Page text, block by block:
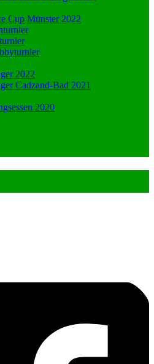
Cup Münster 2022
2022
Cadzand-Bad 2021
2020